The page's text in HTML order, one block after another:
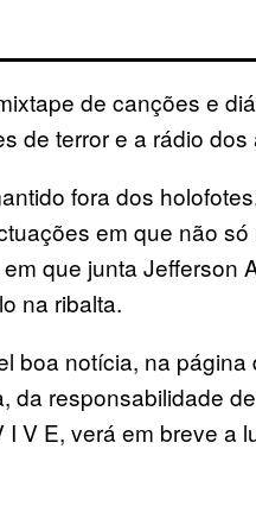
de canções e
de terror e a rádio dos
fora dos
em que não
que junta Jefferson
na ribalta.
boa notícia, na página
da responsabilidade
V E, verá em breve a